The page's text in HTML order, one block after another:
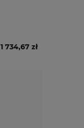
1 734,67 zł